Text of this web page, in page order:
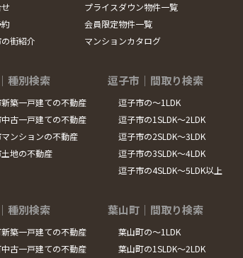
街紹介
プライスダウン物件一覧
会員限定物件一覧
マンションカタログ
種別検索
築一戸建ての不動産
古一戸建ての不動産
ンションの不動産
地の不動産
逗子市｜間取り検索
逗子市の～1LDK
逗子市の1SLDK～2LDK
逗子市の2SLDK～3LDK
逗子市の3SLDK～4LDK
逗子市の4SLDK～5LDK以上
種別検索
築一戸建ての不動産
古一戸建ての不動産
葉山町｜間取り検索
葉山町の～1LDK
葉山町の1SLDK～2LDK